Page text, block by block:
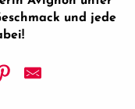
und jede